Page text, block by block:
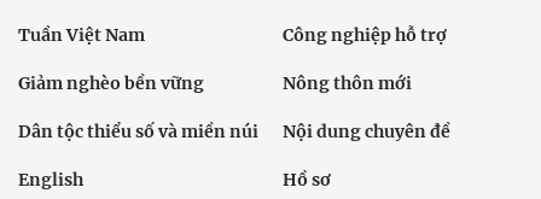
Tuần Việt Nam Công nghiệp hỗ trợ
Giảm nghèo bền vững Nông thôn mới
Dân tộc thiểu số và miền núi Nội dung chuyên đề
English Hồ sơ